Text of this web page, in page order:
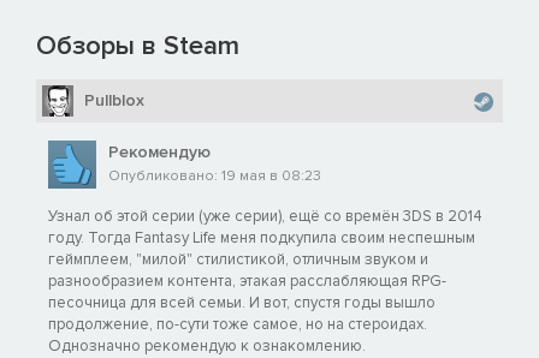
Обзоры в Steam
Pullblox
Рекомендую
Опубликовано: 19 мая в 08:23
Узнал об этой серии (уже серии), ещё со времён 3DS в 2014
году. Тогда Fantasy Life меня подкупила своим неспешным
геймплеем, "милой" стилистикой, отличным звуком и
разнообразием контента, этакая расслабляющая RPG-
песочница для всей семьи. И вот, спустя годы вышло
продолжение, по-сути тоже самое, но на стероидах.
Однозначно рекомендую к ознакомлению.